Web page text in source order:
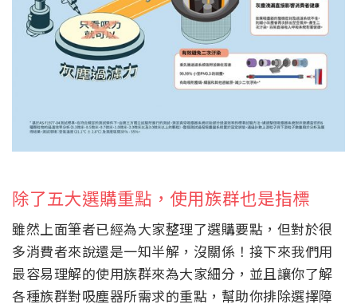
除了五大選購重點，使用族群也是指標
雖然上面筆者已經為大家整理了選購要點，但對於很
多消費者來說還是一知半解，沒關係！接下來我們用
最容易理解的使用族群來為大家細分，並且讓你了解
各種族群對吸塵器所需求的重點，幫助你排除選擇障